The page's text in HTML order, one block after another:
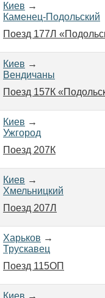
Киев →
Каменец-Подольский
Поезд 177Л
Киев →
Вендичаны
Поезд 157К
Киев →
Ужгород
Поезд 207К
Киев →
Хмельницкий
Поезд 207Л
Харьков →
Трускавец
Поезд 115ОП
Киев →